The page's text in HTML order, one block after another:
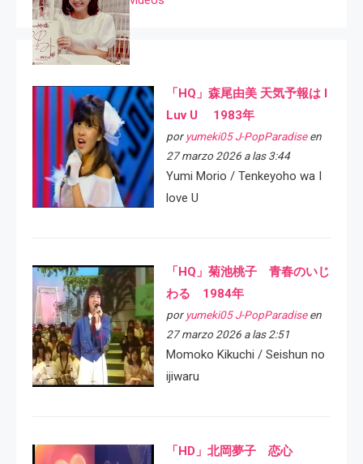
「HQ」森尾由美 天気予報は I
Luv U 1983年
por yumeki05 J-PopParadiseen
27 marzo 2026 a las 3:44
Yumi Morio / Tenkeyoho wa I
love U
「HQ」菊池桃子 青春のいじ
わる 1984年
por yumeki05 J-PopParadiseen
27 marzo 2026 a las 2:51
Momoko Kikuchi / Seishun no
ijiwaru
「HD」北岡夢子 恋心